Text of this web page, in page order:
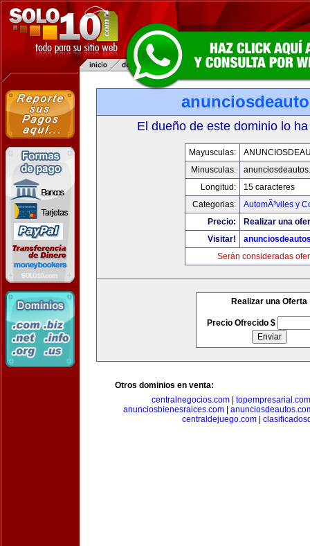
El dueño de este dominio lo
Mayusculas:
Minusculas:
Longitud:
15 caracteres
Categorias:
AutomÃ³viles y
Precio:
Realizar una
Visitar!
Serán consideradas
Realizar una Oferta
Precio Ofrecido $
Otros dominios en venta:
centralnegocios.com| topempresarial.com
anunciosbienesraices.com|
centraldejuego.com|